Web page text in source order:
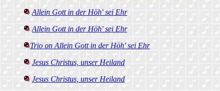
Allein Gott in der Höh' sei Ehr
Allein Gott in der Höh' sei Ehr
Trio on Allein Gott in der Höh' sei Ehr
Jesus Christus, unser Heiland
Jesus Christus, unser Heiland